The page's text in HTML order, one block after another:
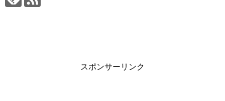
スポンサーリンク